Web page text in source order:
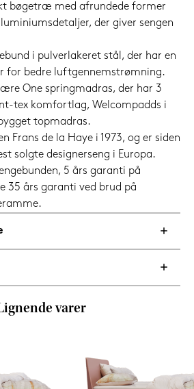
bøgetræ med afrundede former
der giver sengen
i pulverlakeret stål, der har en
for bedre luftgennemstrømning.
One springmadras, der har 3
tex komfortlag, Welcompadds i
topmadras.
Frans de la Haye i 1973, og er siden
solgte designerseng i Europa.
5 års garanti på
35 års garanti ved brud på
varer